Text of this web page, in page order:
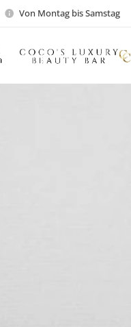
Von Montag bis Samstag